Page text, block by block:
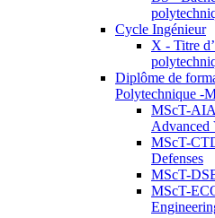
Cycle Ingénieur
X - Titre
Diplôme de
Polytechnique -
MScT-
Advanced
MScT-
Defenses
MScT-
MScT-